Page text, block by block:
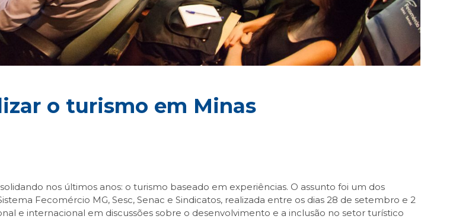
o turismo em Minas
nos últimos anos: o turismo baseado em experiências. O assunto foi um dos
Fecomércio MG, Sesc, Senac e Sindicatos, realizada entre os dias 28 de setembro e 2
e internacional em discussões sobre o desenvolvimento e a inclusão no setor turístico